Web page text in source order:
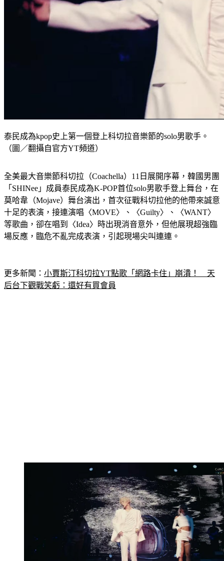
泰民成為kpop史上第一個登上科切拉音樂節的solo男歌手。
全美最大音樂節科切拉（Coachella）11日展開序幕，韓國男團
「SHINee」成員泰民成為K-POP首位solo男歌手登上舞台，在
莫哈韋（Mojave）舞台演出，首次征戰科切拉他的他帶來誠意
十足的表演，接連演唱〈MOVE〉、〈Guilty〉、〈WANT〉
等歌曲，卻在唱到〈Idea〉時出現消音意外，但他展現超強臨
更多新聞：小賈斯汀科切拉YT點歌「網路卡住」崩潰！　天